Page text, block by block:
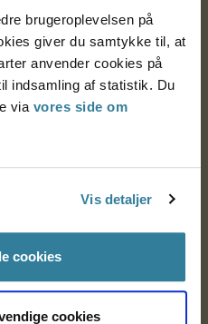
brugeroplevelsen på
giver du samtykke til, at
anvender cookies på
indsamling af statistik. Du
via vores side om
Vis detaljer
cookies
cookies